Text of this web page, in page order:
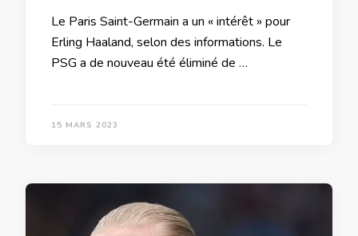
Le Paris Saint-Germain a un « intérêt » pour
Erling Haaland, selon des informations. Le
PSG a de nouveau été éliminé de …
15 MARS 2023